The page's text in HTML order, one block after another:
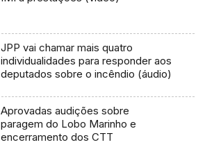
JPP vai chamar mais quatro
individualidades para responder aos
deputados sobre o incêndio (áudio)
Aprovadas audições sobre
paragem do Lobo Marinho e
encerramento dos CTT